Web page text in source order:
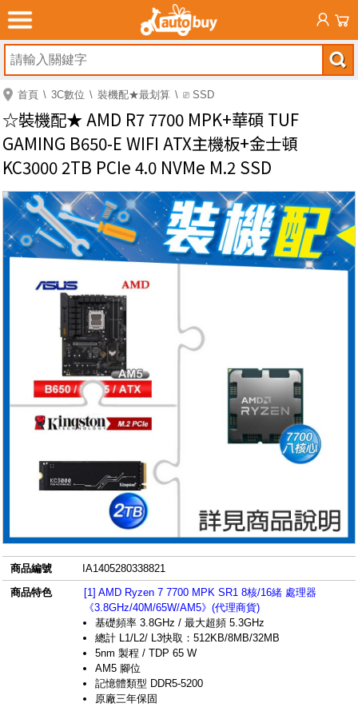
首頁 3C數位 裝機配★最划算 ⎚ SSD
☆裝機配★ AMD R7 7700 MPK+華碩 TUF
GAMING B650-E WIFI ATX主機板+金士頓
KC3000 2TB PCIe 4.0 NVMe M.2 SSD
商品編號
IA1405280338821
商品特色
[1] AMD Ryzen 7 7700 MPK SR1 8核/16緒 處理器
《3.8GHz/40M/65W/AM5》(代理商貨)
基礎頻率 3.8GHz / 最大超頻 5.3GHz
總計 L1/L2/ L3快取：512KB/8MB/32MB
5nm 製程 / TDP 65 W
AM5 腳位
記憶體類型 DDR5-5200
原廠三年保固